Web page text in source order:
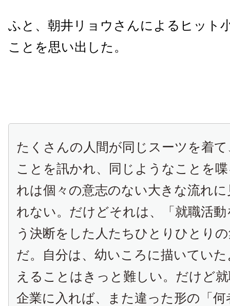
ふと、朝井リョウさんによるヒット
ことを思い出した。
たくさんの人間が同じスーツを着
ことを訊かれ、同じようなことを
れは個々の意志のない大きな流れ
れない。だけどそれは、「就職活
う決断をした人たちひとりひとり
だ。自分は、幼いころに描いてい
えることはきっと難しい。だけど
企業に入れば、また違った形の「